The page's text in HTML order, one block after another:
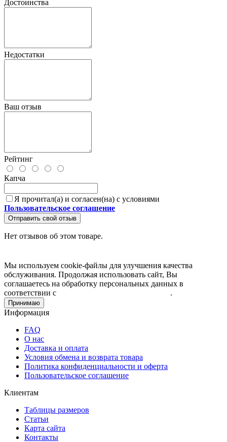
Достоинства
Недостатки
Ваш отзыв
Рейтинг
Капча
Я прочитал(а) и согласен(на) с условиями
Пользовательское соглашение
Отправить свой отзыв
Нет отзывов об этом товаре.
Мы используем cookie-файлы для улучшения качества
обслуживания. Продолжая использовать сайт, Вы
соглашаетесь на обработку персональных данных в
соответствии с
.
Принимаю
Информация
FAQ
О нас
Доставка и оплата
Условия обмена и возврата товара
Политика конфиденциальности и оферта
Пользовательское соглашение
Клиентам
Таблицы размеров
Статьи
Карта сайта
Контакты